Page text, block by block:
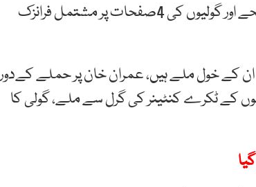
عمران خان پر ہونے والے قاتلانہ حملے میں استعمال ہونیوالے اسلحے اور گولیوں کی 4صفحات پر مشتمل فرانزک
عمران خان پر حملے کے بعد 31 گولیاں یا ان کے خول ملے ہیں، عمران خان پر حملے
کے ٹکرے کنٹینر کی گرل سے ملے، گولی کا